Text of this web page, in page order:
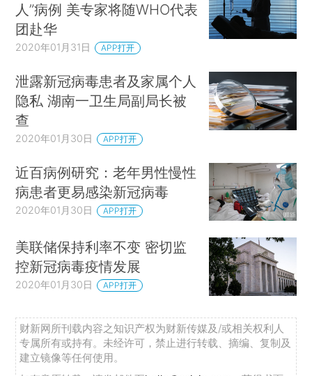
人”病例 美专家将随WHO代表
团赴华
2020年01月31日 APP打开
泄露新冠病毒患者及家属个人
隐私 湖南一卫生局副局长被
查
2020年01月30日 APP打开
近百病例研究：老年男性慢性
病患者更易感染新冠病毒
2020年01月30日 APP打开
美联储保持利率不变 密切监
控新冠病毒疫情发展
2020年01月30日 APP打开
财新网所刊载内容之知识产权为财新传媒及/或相关权利人
专属所有或持有。未经许可，禁止进行转载、摘编、复制及
建立镜像等任何使用。